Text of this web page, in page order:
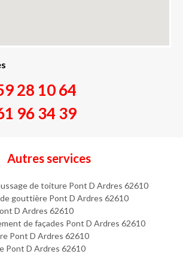
28 10 64
96 34 39
Autres services
de toiture Pont D Ardres 62610
gouttière Pont D Ardres 62610
D Ardres 62610
de façades Pont D Ardres 62610
Pont D Ardres 62610
Pont D Ardres 62610